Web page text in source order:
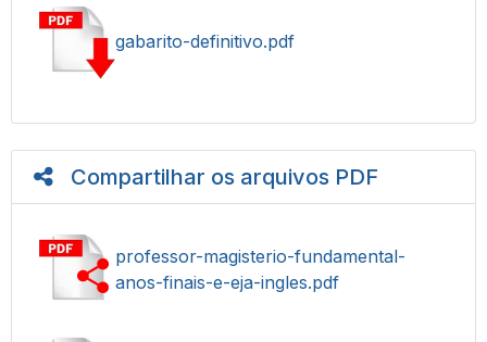
gabarito-definitivo.pdf
Compartilhar os arquivos PDF
professor-magisterio-fundamental-
anos-finais-e-eja-ingles.pdf